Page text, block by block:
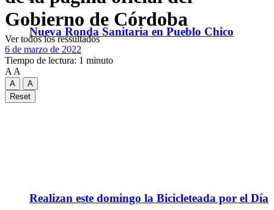
Nueva Ronda Sanitaria en Pueblo Chico
Realizan este domingo la Bicicleteada por el Día
Ver todos los ressultados
Gobierno de Córdoba
6 de marzo de 2022
Tiempo de lectura: 1 minuto
A A
A
A
Reset